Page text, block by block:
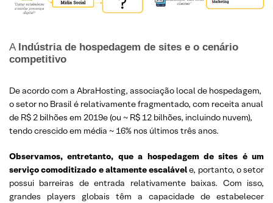
A Indústria de hospedagem de sites e o cenário
competitivo
De acordo com a AbraHosting, associação local de hospedagem,
o setor no Brasil é relativamente fragmentado, com receita anual
de R$ 2 bilhões em 2019e (ou ~ R$ 12 bilhões, incluindo nuvem),
tendo crescido em média ~ 16% nos últimos três anos.
Observamos, entretanto, que a hospedagem de sites é um
serviço comoditizado e altamenteescalávele, portanto, o setor
possui barreiras de entrada relativamente baixas. Com isso,
grandes players globais têm a capacidade de estabelecer